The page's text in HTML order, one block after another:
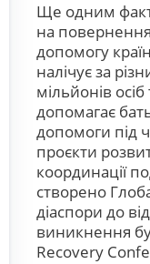
Ще одним
на
допомогу
налічує за
мільйонів
допомагає
допомоги під
проєкти
координації
створено
діаспори до
виникнення
Recovery